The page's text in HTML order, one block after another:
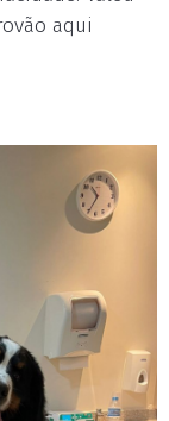
aqui